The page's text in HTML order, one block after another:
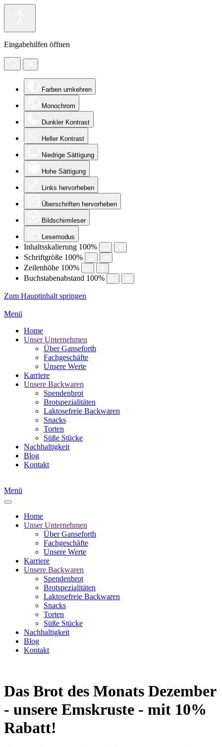
Eingabehilfen öffnen
Farben umkehren
Monochrom
Dunkler Kontrast
Heller Kontrast
Niedrige Sättigung
Hohe Sättigung
Links hervorheben
Überschriften hervorheben
Bildschirmleser
Lesemodus
Inhaltsskalierung 100%
Schriftgröße 100%
Zeilenhöhe 100%
Buchstabenabstand 100%
Zum Hauptinhalt springen
Menü
Home
Unser Unternehmen
Über Ganseforth
Fachgeschäfte
Unsere Werte
Karriere
Unsere Backwaren
Spendenbrot
Brotspezialitäten
Laktosefreie Backwaren
Snacks
Torten
Süße Stücke
Nachhaltigkeit
Blog
Kontakt
Menü
Home
Unser Unternehmen
Über Ganseforth
Fachgeschäfte
Unsere Werte
Karriere
Unsere Backwaren
Spendenbrot
Brotspezialitäten
Laktosefreie Backwaren
Snacks
Torten
Süße Stücke
Nachhaltigkeit
Blog
Kontakt
Das Brot des Monats Dezember
- unsere Emskruste - mit 10%
Rabatt!